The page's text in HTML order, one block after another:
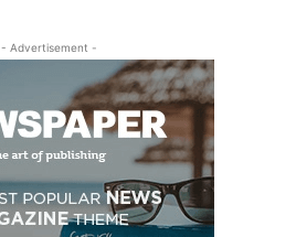
- Advertisement -